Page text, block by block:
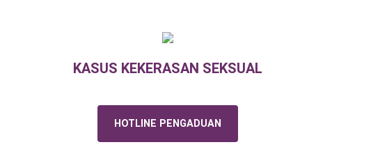
KASUS KEKERASAN SEKSUAL
HOTLINE PENGADUAN